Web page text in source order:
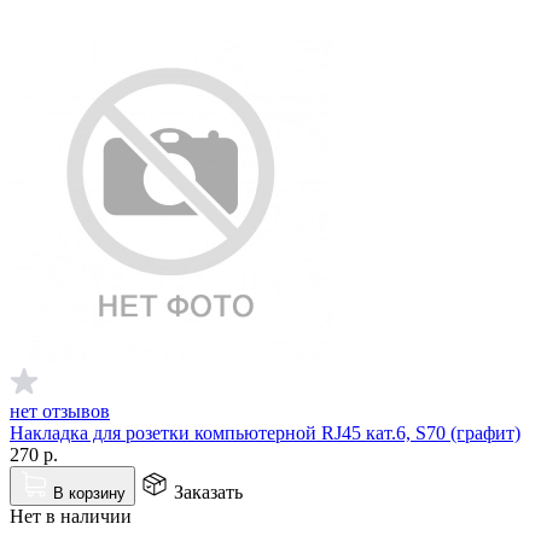
нет отзывов
Накладка для розетки компьютерной RJ45 кат.6, S70 (графит)
270 р.
В корзину
Заказать
Нет в наличии